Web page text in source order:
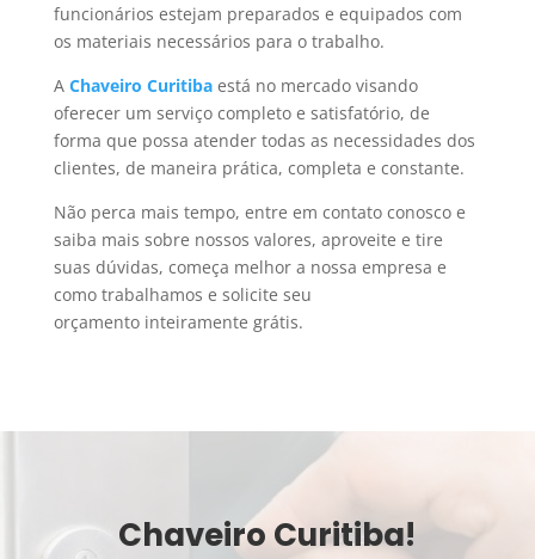
funcionários estejam preparados e equipados com
os materiais necessários para o trabalho.
A Chaveiro Curitibaestá no mercado visando
oferecer um serviço completo e satisfatório, de
forma que possa atender todas as necessidades dos
clientes, de maneira prática, completa e constante.
Não perca mais tempo, entre em contato conosco e
saiba mais sobre nossos valores, aproveite e tire
suas dúvidas, começa melhor a nossa empresa e
como trabalhamos e solicite seu
orçamento inteiramente grátis.
Chaveiro Curitiba!